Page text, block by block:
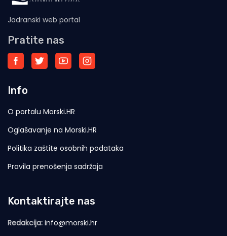
Jadranski web portal
Pratite nas
Info
O portalu Morski.HR
Oglašavanje na Morski.HR
Politika zaštite osobnih podataka
Pravila prenošenja sadržaja
Kontaktirajte nas
Redakcija: info@morski.hr